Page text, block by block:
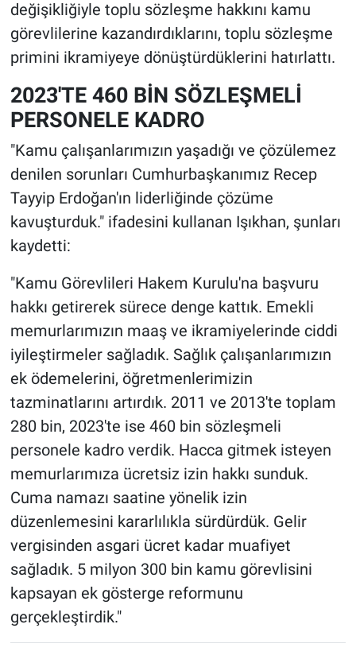
değişikliğiyle toplu sözleşme hakkını kamu
görevlilerine kazandırdıklarını, toplu sözleşme
primini ikramiyeye dönüştürdüklerini hatırlattı.
2023'TE 460 BİN SÖZLEŞMELİ
PERSONELE KADRO
"Kamu çalışanlarımızın yaşadığı ve çözülemez
denilen sorunları Cumhurbaşkanımız Recep
Tayyip Erdoğan'ın liderliğinde çözüme
kavuşturduk." ifadesini kullanan Işıkhan, şunları
kaydetti:
"Kamu Görevlileri Hakem Kurulu'na başvuru
hakkı getirerek sürece denge kattık. Emekli
memurlarımızın maaş ve ikramiyelerinde ciddi
iyileştirmeler sağladık. Sağlık çalışanlarımızın
ek ödemelerini, öğretmenlerimizin
tazminatlarını artırdık. 2011 ve 2013'te toplam
280 bin, 2023'te ise 460 bin sözleşmeli
personele kadro verdik. Hacca gitmek isteyen
memurlarımıza ücretsiz izin hakkı sunduk.
Cuma namazı saatine yönelik izin
düzenlemesini kararlılıkla sürdürdük. Gelir
vergisinden asgari ücret kadar muafiyet
sağladık. 5 milyon 300 bin kamu görevlisini
kapsayan ek gösterge reformunu
gerçekleştirdik."